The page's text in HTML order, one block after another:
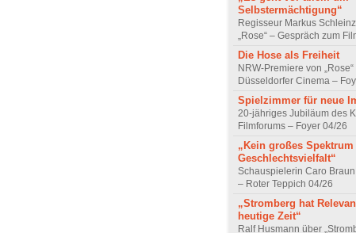
Selbstermächtigung“
Regisseur Markus
„Rose“ – Gespräch zum
Die Hose als Freiheit
NRW-Premiere von „Rose“
Düsseldorfer Cinema –
Spielzimmer für neue
20-jähriges Jubiläum des
Filmforums – Foyer 04/26
„Kein großes Spektrum
Geschlechtsvielfalt“
Schauspielerin Caro Braun
– Roter Teppich 04/26
„Stromberg hat
heutige Zeit“
Ralf Husmann über